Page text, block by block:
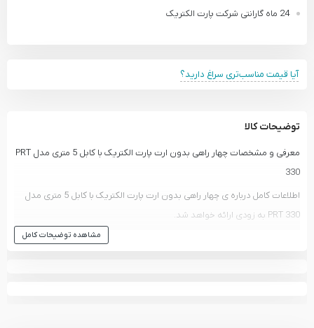
24 ماه گارانتی شرکت پارت الکتریک
آیا قیمت مناسب‌تری سراغ دارید؟
توضیحات کالا
معرفی و مشخصات چهار راهی بدون ارت پارت الکتریک با کابل 5 متری مدل PRT
330
اطلاعات کامل درباره ی چهار راهی بدون ارت پارت الکتریک با کابل 5 متری مدل
PRT 330 به زودی ارائه خواهد شد.
مشاهده توضیحات کامل